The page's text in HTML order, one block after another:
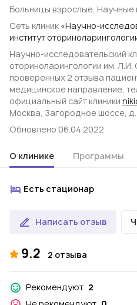
Больницы взрослые, Научные
Сеть клиник «Научно-
институт
Научно-исследовательский
оториноларингологии им.
проверенных 2 отзыва
медицинское направление,
официальный сайт клиники
Москва, Загородное шоссе, д.
Обновлено 06.04.2022
О клинике Программы
Есть стационар
Написать отзыв
9.2 2 отзыва
Рекомендуют 2